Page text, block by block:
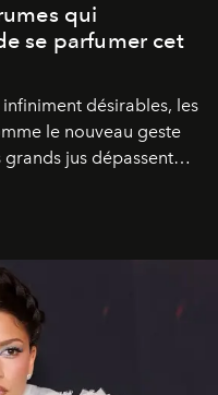
qui
se parfumer cet
désirables, les
le nouveau geste
jus dépassent
séduisent une
liberté... et de